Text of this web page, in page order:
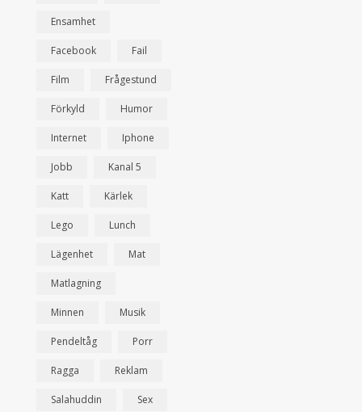
Ensamhet
Facebook Fail
Film Frågestund
Förkyld Humor
Internet Iphone
Jobb Kanal 5
Katt Kärlek
Lego Lunch
Lägenhet Mat
Matlagning
Minnen Musik
Pendeltåg Porr
Ragga Reklam
Salahuddin Sex